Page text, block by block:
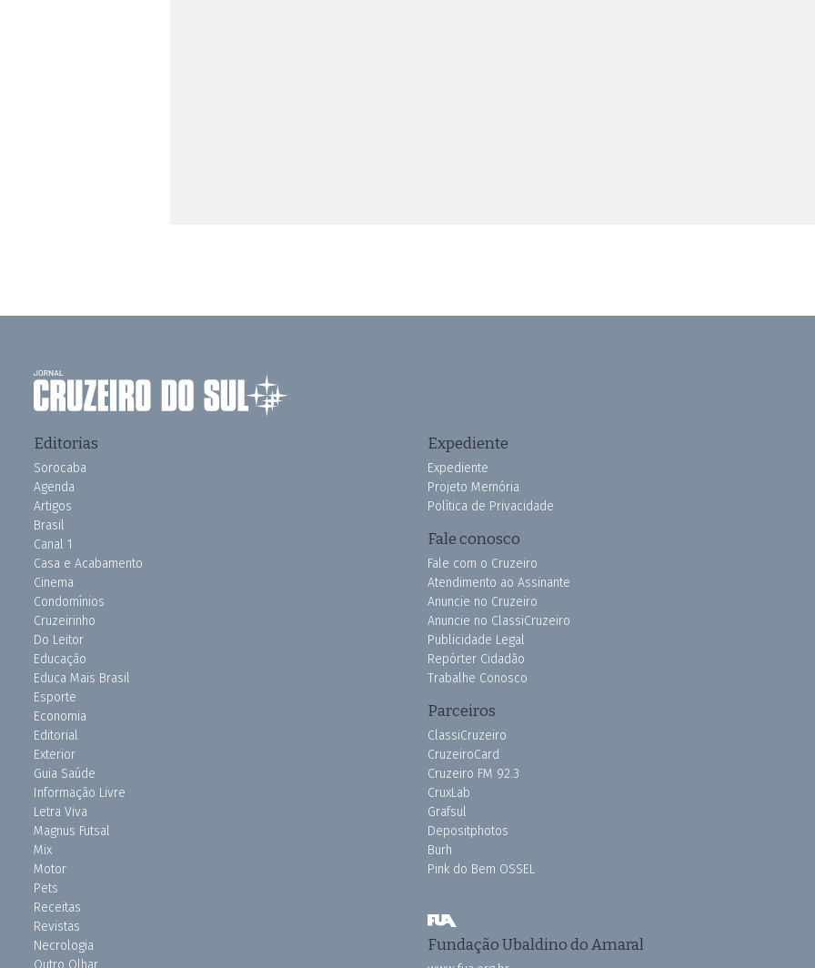
Editorias
Sorocaba
Agenda
Artigos
Brasil
Canal 1
Casa e Acabamento
Cinema
Condomínios
Cruzeirinho
Do Leitor
Educação
Educa Mais Brasil
Esporte
Economia
Editorial
Exterior
Guia Saúde
Informação Livre
Letra Viva
Magnus Futsal
Mix
Motor
Pets
Receitas
Revistas
Necrologia
Outro Olhar
Expediente
Expediente
Projeto Memória
Política de Privacidade
Fale conosco
Fale com o Cruzeiro
Atendimento ao Assinante
Anuncie no Cruzeiro
Anuncie no ClassiCruzeiro
Publicidade Legal
Repórter Cidadão
Trabalhe Conosco
Parceiros
ClassiCruzeiro
CruzeiroCard
Cruzeiro FM 92.3
CruxLab
Grafsul
Depositphotos
Burh
Pink do Bem OSSEL
Fundação Ubaldino do Amaral